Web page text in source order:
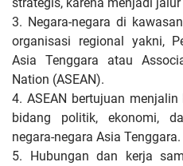
3. Negara-negara di
organisasi regional yakni,
Asia Tenggara atau
Nation (ASEAN).
4. ASEAN bertujuan
bidang politik, ekonomi,
negara-negara Asia Tenggara.
5. Hubungan dan kerja